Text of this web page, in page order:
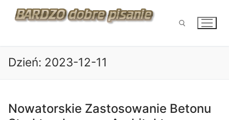
Przejdź
Szukaj:
Dzień: 2023-12-11
Nowatorskie Zastosowanie Betonu